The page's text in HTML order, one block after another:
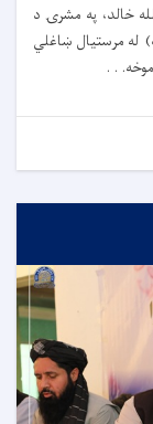
خالد، په مشرۍ د
له مرستیال ښاغلي
. .